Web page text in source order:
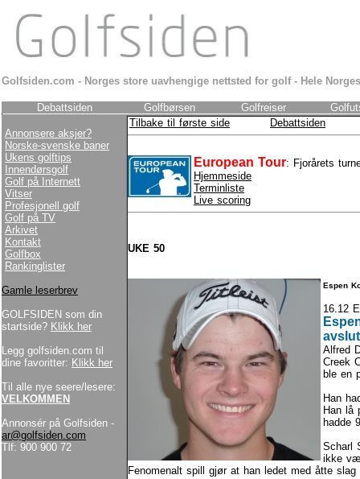
Golfsiden.com - Norges store uavhengige nettsted for golf - Hele
Debattsiden Golfbørsen Golfreiser
Annonsere aksjer?
Norske-svenske baner
Ukens golftips
Innendørsgolf
Golf på Internett
Vitser
Profesjonell golf
Golf på TV
Arkivet
Kontakt
Golfbox
Rankinglister
Gamle leserbrev
GOLFSIDEN som din
startside? Klikk her
Legg golfsiden.com til
dine favoritter: Klikk her
Til alle nye seere/lesere:
VELKOMMEN
Annonsér på Golfsiden -
ar@golfsiden.com
Tlf: 900 900 72
Tilbake til første side Debattsiden
European Tour: Fjorårets
Hjemmeside
Terminliste
Live scoring
UKE 50
Espen
16.12
Alfred
Creek
ble en
Han
Han lå
hadde
Scharl
ikke
Fenomenalt spill gjør at han ledet med åtte